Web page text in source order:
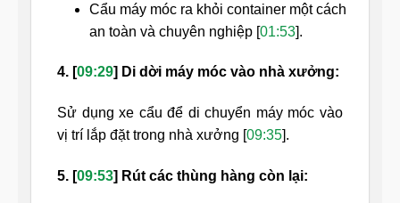
Cẩu máy móc ra khỏi container một cách
an toàn và chuyên nghiệp [01:53].
4. [09:29] Di dời máy móc vào nhà xưởng:
Sử dụng xe cẩu để di chuyển máy móc vào
vị trí lắp đặt trong nhà xưởng [09:35].
5. [09:53] Rút các thùng hàng còn lại: